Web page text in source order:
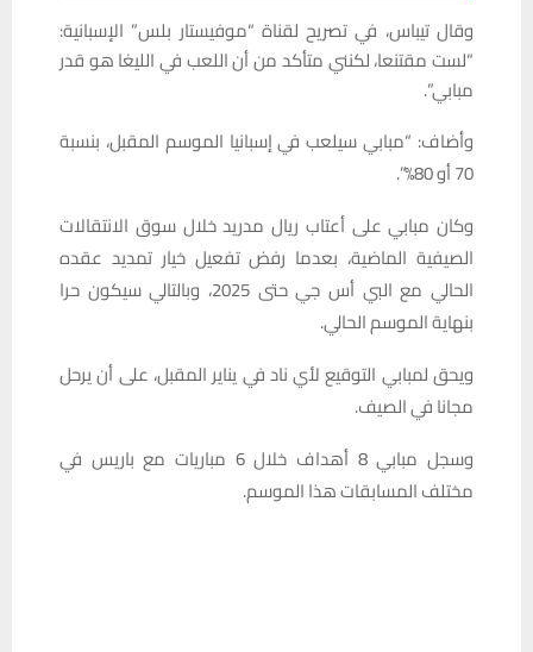
وقال تيباس، في تصريح لقناة “موفيستار بلس” الإسبانية:
“لست مقتنعا، لكنني متأكد من أن اللعب في الليغا هو قدر
مبابي”.
وأضاف: “مبابي سيلعب في إسبانيا الموسم المقبل، بنسبة
70 أو 80%”.
وكان مبابي على أعتاب ريال مدريد خلال سوق الانتقالات
الصيفية الماضية، بعدما رفض تفعيل خيار تمديد عقده
الحالي مع البي أس جي حتى 2025، وبالتالي سيكون حرا
بنهاية الموسم الحالي.
ويحق لمبابي التوقيع لأي ناد في يناير المقبل، على أن يرحل
مجانا في الصيف.
وسجل مبابي 8 أهداف خلال 6 مباريات مع باريس في
مختلف المسابقات هذا الموسم.